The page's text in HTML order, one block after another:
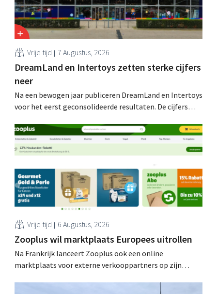
Vrije tijd 7 Augustus, 2026
DreamLand en Intertoys zetten sterke cijfers
neer
Na een bewogen jaar publiceren DreamLand en Intertoys
voor het eerst geconsolideerde resultaten. De cijfers
spreekt van een “historisch sterk resultaat”.
Vrije tijd 6 Augustus, 2026
Zooplus wil marktplaats Europees uitrollen
Na Frankrijk lanceert Zooplus ook een online
marktplaats voor externe verkooppartners op zijn
voor huisdierbenodigdheden dat model stapsgewijs